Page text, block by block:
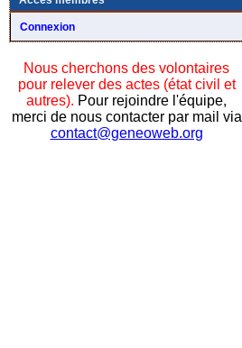
Connexion
Nous cherchons des volontaires
pour relever des actes (état civil et
autres). Pour rejoindre l'équipe,
merci de nous contacter par mail via
contact@geneoweb.org